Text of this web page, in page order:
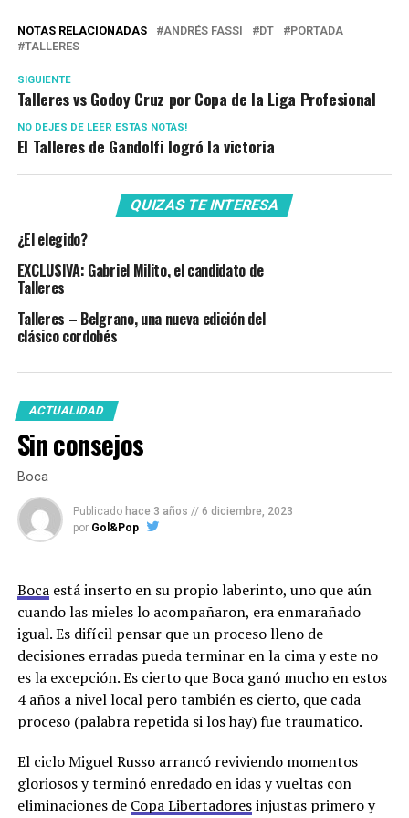
NOTAS RELACIONADAS ANDRÉS FASSI DT
PORTADA
TALLERES
SIGUIENTE
Talleres vs Godoy Cruz por Copa de la Liga Profesional
NO DEJES DE LEER ESTAS NOTAS!
El Talleres de Gandolfi logró la victoria
QUIZAS TE INTERESA
¿El elegido?
EXCLUSIVA: Gabriel Milito, el candidato de
Talleres
Talleres – Belgrano, una nueva edición del
clásico cordobés
ACTUALIDAD
Sin consejos
Boca
Publicado hace 3 años // 6 diciembre, 2023
por Gol&Pop
Bocaestá inserto en su propio laberinto, uno que aún
cuando las mieles lo acompañaron, era enmarañado
igual. Es difícil pensar que un proceso lleno de
decisiones erradas pueda terminar en la cima y este no
es la excepción. Es cierto que Boca ganó mucho en estos
4 años a nivel local pero también es cierto, que cada
proceso (palabra repetida si los hay) fue traumatico.
El ciclo Miguel Russo arrancó reviviendo momentos
gloriosos y terminó enredado en idas y vueltas con
eliminaciones de Copa Libertadoresinjustas primero y